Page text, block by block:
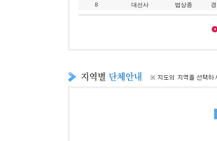
8
대선사 법상종